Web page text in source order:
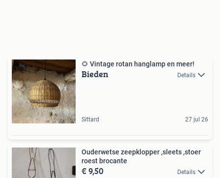
🌻 Vintage rotan hanglamp en meer!
Bieden Details
Sittard 27 jul 26
Ouderwetse zeepklopper ,sleets ,stoer
roest brocante
€ 9,50 Details